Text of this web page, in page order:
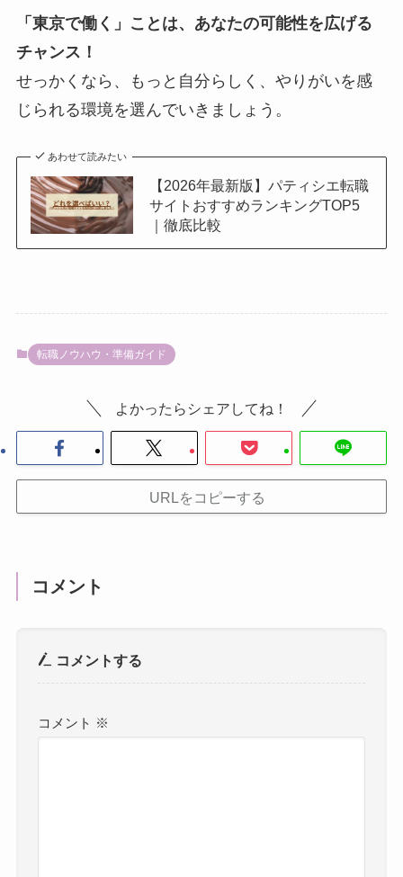
「東京で働く」ことは、あなたの可能性を広げる
チャンス！
せっかくなら、もっと自分らしく、やりがいを感
じられる環境を選んでいきましょう。
あわせて読みたい
【2026年最新版】パティシエ転職
サイトおすすめランキングTOP5
｜徹底比較
転職ノウハウ・準備ガイド
よかったらシェアしてね！
URLをコピーする
コメント
コメントする
コメント ※